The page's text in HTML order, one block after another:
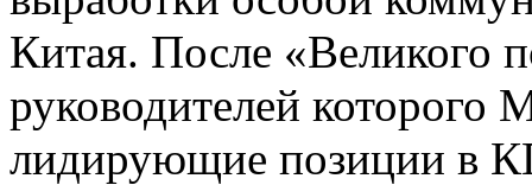
Китая. После «Великого
руководителей которого
лидирующие позиции в